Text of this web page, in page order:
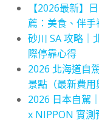
【2026最新】
薦：美食、伴
砂川 SA 攻略｜
際停靠心得
2026 北海道自
景點（最新費用
2026 日本自駕
x NIPPON 實測